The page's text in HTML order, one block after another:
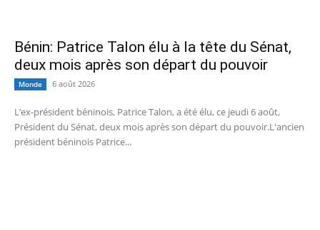
Bénin: Patrice Talon élu à la tête du Sénat,
deux mois après son départ du pouvoir
Monde 6 août 2026
L’ex-président béninois, Patrice Talon, a été élu, ce jeudi 6 août,
Président du Sénat, deux mois après son départ du pouvoir.L'ancien
président béninois Patrice...